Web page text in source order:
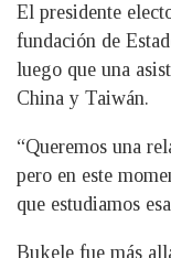
El presidente
fundación de
luego que una
China y Taiwán.
“Queremos una
pero en este
que estudiamos
Bukele fue más